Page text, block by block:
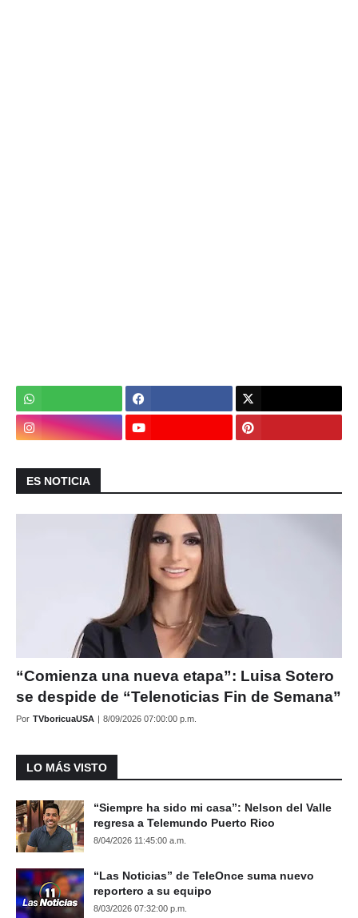
ES NOTICIA
“Comienza una nueva etapa”: Luisa Sotero
se despide de “Telenoticias Fin de Semana”
Por TVboricuaUSA | 8/09/2026 07:00:00 p.m.
LO MÁS VISTO
“Siempre ha sido mi casa”: Nelson del Valle
regresa a Telemundo Puerto Rico
8/04/2026 11:45:00 a.m.
“Las Noticias” de TeleOnce suma nuevo
reportero a su equipo
8/03/2026 07:32:00 p.m.